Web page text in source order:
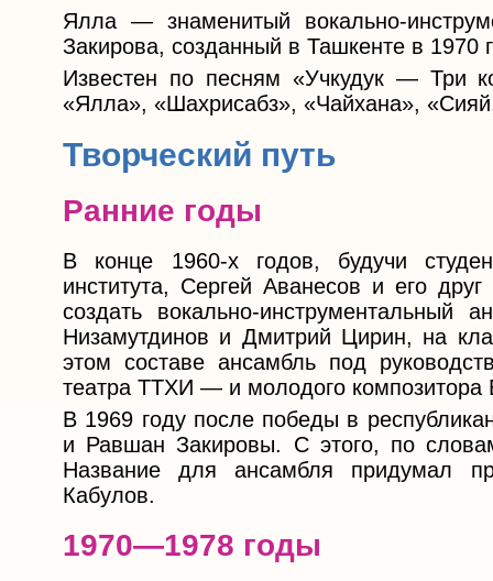
Ялла — знаменитый вокально-
Закирова, созданный в Ташкенте в 1970
Известен по песням «Учкудук — Три
«Ялла», «Шахрисабз», «Чайхана»,
Творческий путь
Ранние годы
В конце 1960-х годов, будучи
института, Сергей Аванесов и его
создать вокально-инструментальный
Низамутдинов и Дмитрий Цирин, на
этом составе ансамбль под
театра ТТХИ — и молодого
В 1969 году после победы в
и Равшан Закировы. С этого, по
Название для ансамбля придумал
Кабулов.
1970—1978 годы